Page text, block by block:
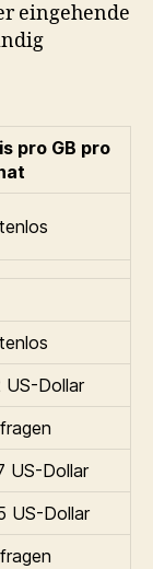
eingehende
pro GB pro
US-Dollar
US-Dollar
US-Dollar